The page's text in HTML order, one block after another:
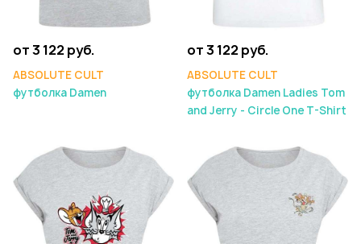
от 3 122 руб.
ABSOLUTE CULT
футболка Damen
от 3 122 руб.
ABSOLUTE CULT
футболка Damen Ladies Tom
and Jerry - Circle One T-Shirt